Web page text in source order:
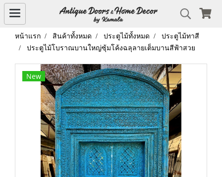
หน้าแรก สินค้าทั้งหมด ประตูไม้ทั้งหมด
ประตูไม้ทาสี
ประตูไม้โบราณบานใหญ่ซุ้มโค้งฉลุลายเต็มบานสีฟ้าสวย
New